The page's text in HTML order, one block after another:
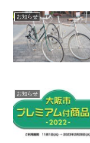
お知らせ
お知らせ